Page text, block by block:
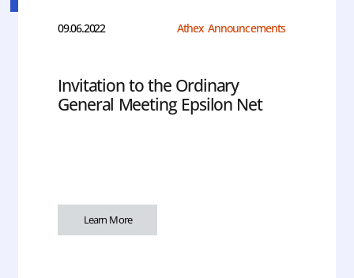
09.06.2022 Athex Announcements
Invitation to the Ordinary
General Meeting Epsilon Net
Learn More